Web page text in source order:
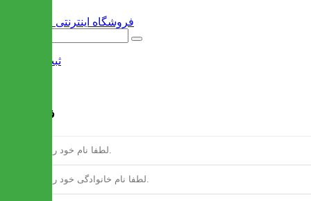
ثبت نام
فرم ثبت نام